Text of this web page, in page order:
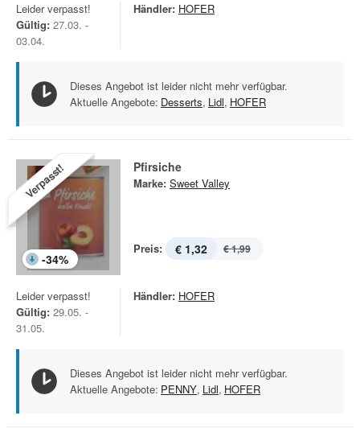
Leider verpasst!
Gültig: 27.03. -
03.04.
Händler: HOFER
Dieses Angebot ist leider nicht mehr verfügbar.
Aktuelle Angebote: Desserts, Lidl, HOFER
Verpasst!
-34%
Pfirsiche
Marke: Sweet Valley
Preis: € 1,32 € 1,99
Leider verpasst!
Gültig: 29.05. -
31.05.
Händler: HOFER
Dieses Angebot ist leider nicht mehr verfügbar.
Aktuelle Angebote: PENNY, Lidl, HOFER